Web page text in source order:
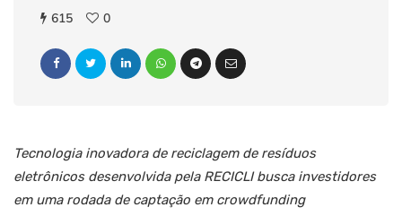
615 0
Tecnologia inovadora de reciclagem de resíduos
eletrônicos desenvolvida pela RECICLI busca investidores
em uma rodada de captação em crowdfunding